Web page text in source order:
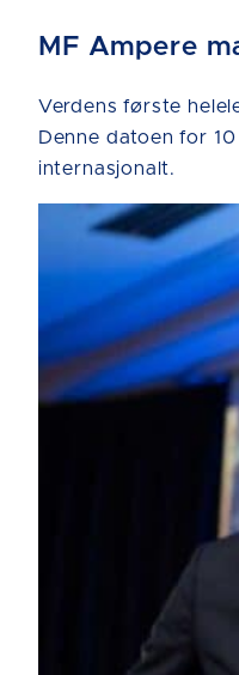
MF Ampere
Verdens første
Denne datoen for
internasjonalt.